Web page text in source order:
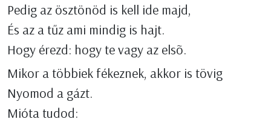
Pedig az ösztönöd is kell ide majd,
És az a tűz ami mindig is hajt.
Hogy érezd: hogy te vagy az elsõ.
Mikor a többiek fékeznek, akkor is tövig
Nyomod a gázt.
Mióta tudod: